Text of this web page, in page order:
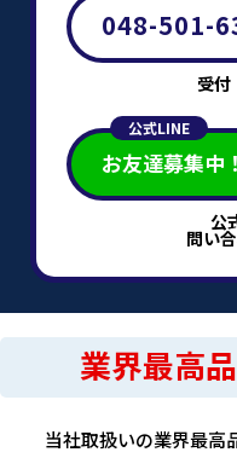
048-501-
受付
公式LINE
お友達募集中！
公
問い
業界最高
当社取扱いの業界最高